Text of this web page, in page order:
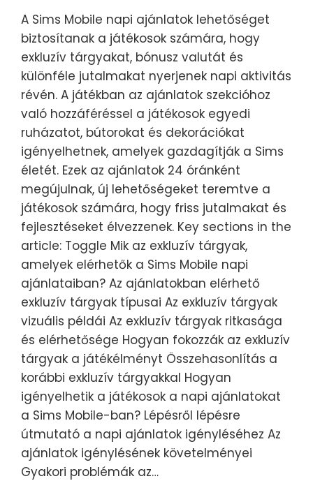
A Sims Mobile napi ajánlatok lehetőséget
biztosítanak a játékosok számára, hogy
exkluzív tárgyakat, bónusz valutát és
különféle jutalmakat nyerjenek napi aktivitás
révén. A játékban az ajánlatok szekcióhoz
való hozzáféréssel a játékosok egyedi
ruházatot, bútorokat és dekorációkat
igényelhetnek, amelyek gazdagítják a Sims
életét. Ezek az ajánlatok 24 óránként
megújulnak, új lehetőségeket teremtve a
játékosok számára, hogy friss jutalmakat és
fejlesztéseket élvezzenek. Key sections in the
article: Toggle Mik az exkluzív tárgyak,
amelyek elérhetők a Sims Mobile napi
ajánlataiban? Az ajánlatokban elérhető
exkluzív tárgyak típusai Az exkluzív tárgyak
vizuális példái Az exkluzív tárgyak ritkasága
és elérhetősége Hogyan fokozzák az exkluzív
tárgyak a játékélményt Összehasonlítás a
korábbi exkluzív tárgyakkal Hogyan
igényelhetik a játékosok a napi ajánlatokat
a Sims Mobile-ban? Lépésről lépésre
útmutató a napi ajánlatok igényléséhez Az
ajánlatok igénylésének követelményei
Gyakori problémák az…